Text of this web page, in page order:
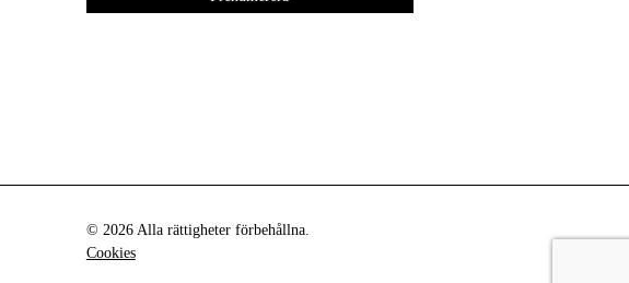
© 2026 Alla rättigheter förbehållna.
Cookies